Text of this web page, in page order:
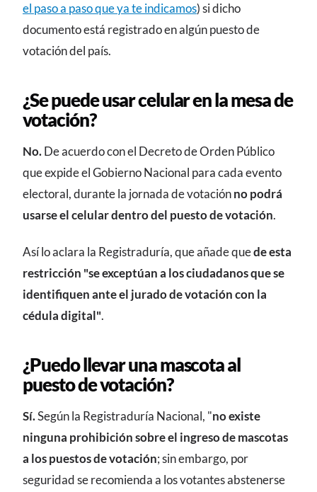
el paso a paso que ya te indicamos) si dicho
documento está registrado en algún puesto de
votación del país.
¿Se puede usar celular en la mesa de
votación?
No.De acuerdo con el Decreto de Orden Público
que expide el Gobierno Nacional para cada evento
electoral, durante la jornada de votaciónno podrá
usarse el celular dentro del puesto de votación.
Así lo aclara la Registraduría, que añade quede esta
restricción "se exceptúan a los ciudadanos que se
identifiquen ante el jurado de votación con la
cédula digital".
¿Puedo llevar una mascota al
puesto de votación?
Sí.Según la Registraduría Nacional, "no existe
ninguna prohibición sobre el ingreso de mascotas
a los puestos de votación; sin embargo, por
seguridad se recomienda a los votantes abstenerse